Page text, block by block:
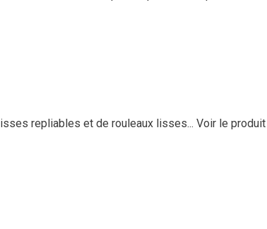
repliables et de rouleaux lisses... Voir le produit